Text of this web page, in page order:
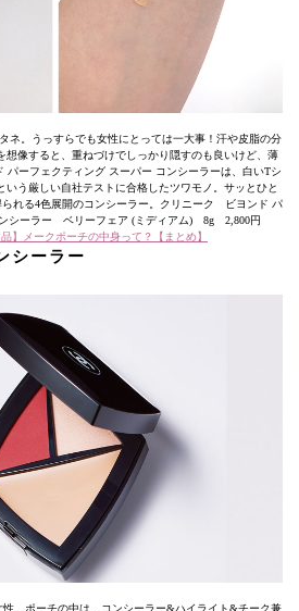
ネ。うっすらでも女性にとっては一大事！汗や皮脂の分
想像すると、重ねづけでしっかり隠すのも良いけど、薄
パーフェクティング スーパー コンシーラーは、白いTシ
いう厳しい自社テストに合格したツワモノ。サッとひと
れる4色展開のコンシーラー。クリニーク ビヨンド パ
シーラー ベリーフェア (ミディアム) 8g 2,800円
】メークポーチの中身って？【まとめ】
シーラー
。ポーチの中は、コンシーラー&ハイライト&チーク兼